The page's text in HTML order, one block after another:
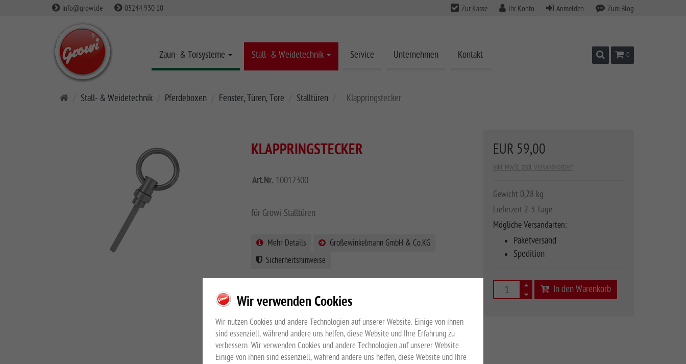
info@growi.de 05244 930 10 Zur Kasse Ihr Konto Anmelden Zum Blog
Zaun- & Torsysteme Stall- & Weidetechnik Service Unternehmen Kontakt SuchenWarenkorb
0
Stall- & Weidetechnik Pferdeboxen Fenster, Türen, Tore Stalltüren Klappringstecker
EUR 59,00
inkl. MwSt. zzgl. Versandkosten*
Gewicht 0,28 kg
Lieferzeit 2-3 Tage
Mögliche Versandarten:
Paketversand
Spedition
In den Warenkorb
KLAPPRINGSTECKER
Art.Nr. 10012300
für Growi-Stalltüren
Mehr Details
Großewinkelmann GmbH & Co.KG
Sicherheitshinweise
PRODUKTBESCHREIBUNG
Wir verwenden Cookies
Wir nutzen Cookies und andere Technologien auf unserer Website. Einige von ihnen
sind essenziell, während andere uns helfen, diese Website und Ihre Erfahrung zu
verbessern. Wir verwenden Cookies und andere Technologien auf unserer Website.
Einige von ihnen sind essenziell, während andere uns helfen, diese Website und Ihre